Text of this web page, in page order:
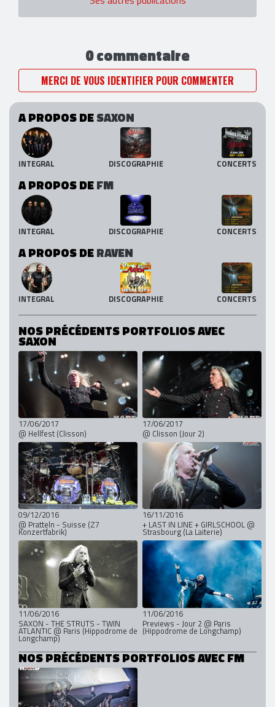
0 commentaire
MERCI DE VOUS IDENTIFIER POUR COMMENTER
A PROPOS DESAXON
INTEGRAL DISCOGRAPHIE CONCERTS
A PROPOS DEFM
INTEGRAL DISCOGRAPHIE CONCERTS
A PROPOS DERAVEN
INTEGRAL DISCOGRAPHIE CONCERTS
NOS PRÉCÉDENTS PORTFOLIOS AVEC
SAXON
17/06/2017
@ Hellfest (Clisson)
17/06/2017
@ Clisson (Jour 2)
09/12/2016
@ Pratteln - Suisse (Z7
Konzertfabrik)
16/11/2016
+ LAST IN LINE + GIRLSCHOOL @
Strasbourg (La Laiterie)
11/06/2016
SAXON - THE STRUTS - TWIN
ATLANTIC @ Paris (Hippodrome de
Longchamp)
11/06/2016
Previews - Jour 2 @ Paris
(Hippodrome de Longchamp)
NOS PRÉCÉDENTS PORTFOLIOS AVEC FM